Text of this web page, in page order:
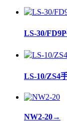
LS-30/
LS-10/ZS4
NW2-20→